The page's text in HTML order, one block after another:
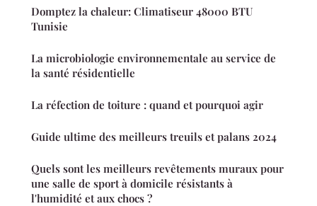
Domptez la chaleur: Climatiseur 48000 BTU
Tunisie
La microbiologie environnementale au service de
la santé résidentielle
La réfection de toiture : quand et pourquoi agir
Guide ultime des meilleurs treuils et palans 2024
Quels sont les meilleurs revêtements muraux pour
une salle de sport à domicile résistants à
l'humidité et aux chocs ?